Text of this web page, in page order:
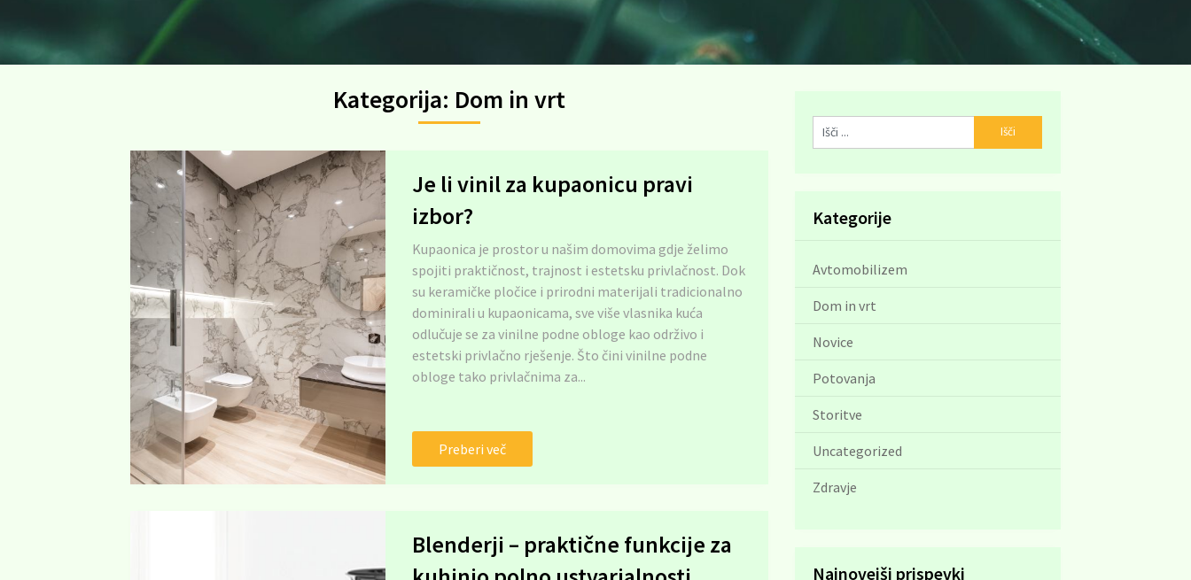
Kategorija: Dom in vrt
Je li vinil za kupaonicu pravi
izbor?
Kupaonica je prostor u našim domovima gdje želimo
spojiti praktičnost, trajnost i estetsku privlačnost. Dok
su keramičke pločice i prirodni materijali tradicionalno
dominirali u kupaonicama, sve više vlasnika kuća
odlučuje se za vinilne podne obloge kao održivo i
estetski privlačno rješenje. Što čini vinilne podne
obloge tako privlačnima za...
Preberi več
Blenderji – praktične funkcije za
Kategorije
Avtomobilizem
Dom in vrt
Novice
Potovanja
Storitve
Uncategorized
Zdravje
Najnovejši prispevki